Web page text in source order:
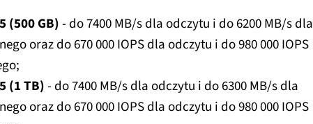
(500 GB)- do 7400 MB/s dla odczytu i do 6200 MB/s dla
oraz do 670 000 IOPS dla odczytu i do 980 000 IOPS
(1 TB)- do 7400 MB/s dla odczytu i do 6300 MB/s dla
oraz do 670 000 IOPS dla odczytu i do 980 000 IOPS